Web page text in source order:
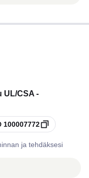
UL/CSA -
100007772
ja tehdäksesi